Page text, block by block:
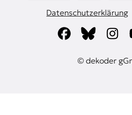
Datenschutzerklärung
© dekoder